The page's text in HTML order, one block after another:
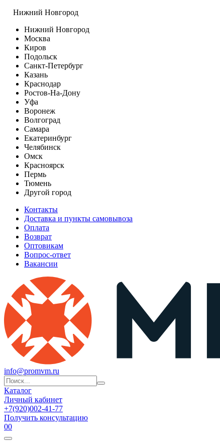
Нижний Новгород
Нижний Новгород
Москва
Киров
Подольск
Санкт-Петербург
Казань
Краснодар
Ростов-На-Дону
Уфа
Воронеж
Волгоград
Самара
Екатеринбург
Челябинск
Омск
Красноярск
Пермь
Тюмень
Другой город
Контакты
Доставка и пункты самовывоза
Оплата
Возврат
Оптовикам
Вопрос-ответ
Вакансии
info@promvm.ru
Каталог
Личный кабинет
+7(920)002-41-77
Получить консультацию
00